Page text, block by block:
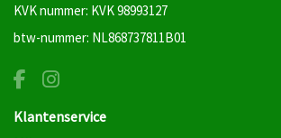
KVK nummer: KVK 98993127
btw-nummer: NL868737811B01
Klantenservice